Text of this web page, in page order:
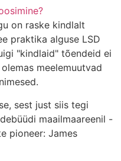
on raske kindlalt
praktika alguse LSD
"kindlaid" tõendeid ei
meelemuutvad
sest just siis tegi
maailmaareenil -
pioneer: James